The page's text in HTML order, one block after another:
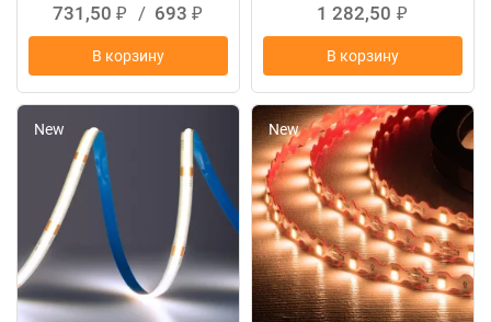
731,50 ₽ / 693 ₽
В корзину
1 282,50 ₽
В корзину
New New